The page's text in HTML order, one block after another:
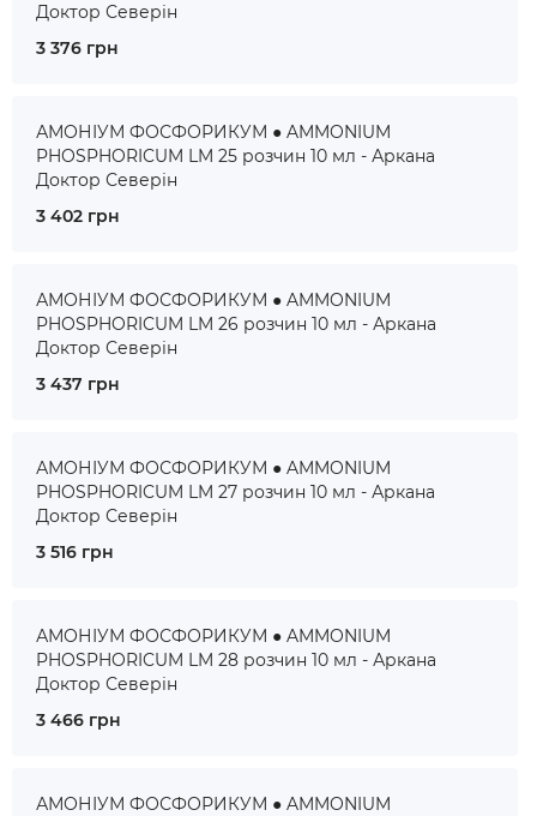
Доктор Северін
3 376 грн
АМОНІУМ ФОСФОРИКУМ ● AMMONIUM
PHOSPHORICUM LM 25 розчин 10 мл - Аркана
Доктор Северін
3 402 грн
АМОНІУМ ФОСФОРИКУМ ● AMMONIUM
PHOSPHORICUM LM 26 розчин 10 мл - Аркана
Доктор Северін
3 437 грн
АМОНІУМ ФОСФОРИКУМ ● AMMONIUM
PHOSPHORICUM LM 27 розчин 10 мл - Аркана
Доктор Северін
3 516 грн
АМОНІУМ ФОСФОРИКУМ ● AMMONIUM
PHOSPHORICUM LM 28 розчин 10 мл - Аркана
Доктор Северін
3 466 грн
АМОНІУМ ФОСФОРИКУМ ● AMMONIUM